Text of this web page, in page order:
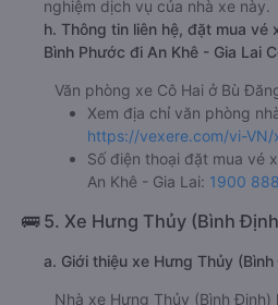
f. Giá vé giá xe khách đi An Khê
Phước Cô Hai
giường nằm 400000đ/vé
limousine 400000đ/vé
g. Review, đánh giá chất lượng
Nhà xe Cô Hai được đánh giá
4.6/5 dựa trên 282 đánh giá
h. Thông tin liên hệ, đặt mua vé